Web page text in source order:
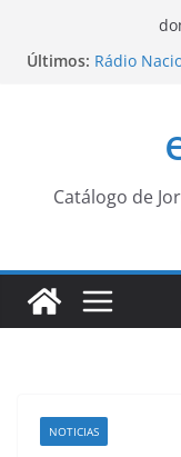
Últimos: Rádio
Campo
Polícia
Confira a
próxima
Festa da
Catálogo de
NOTICIAS